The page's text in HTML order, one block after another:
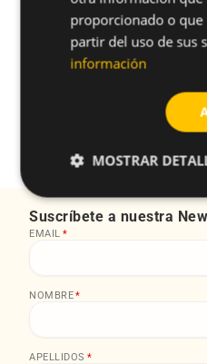
¿Tienes alguna
Suscríbete a nuestra
EMAIL *
NOMBRE*
APELLIDOS *
proporcionado o que
partir del uso de sus
información
MOSTRAR